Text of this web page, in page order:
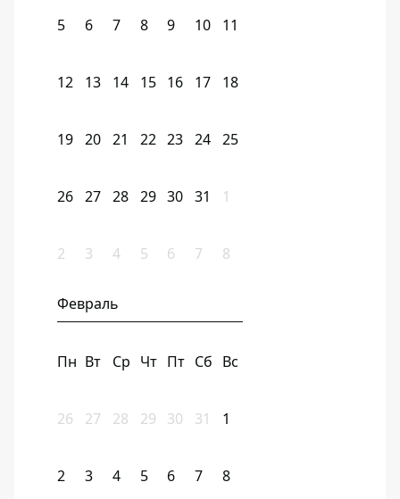
5 6 7 8 9 10 11
12 13 14 15 16 17 18
19 20 21 22 23 24 25
26 27 28 29 30 31 1
2 3 4 5 6 7 8
Февраль
Пн Вт Ср Чт Пт Сб Вс
26 27 28 29 30 31 1
2 3 4 5 6 7 8